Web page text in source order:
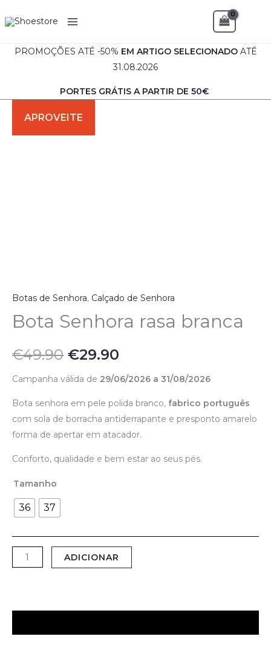
to
PROMOÇÕES ATÉ -50% EM ARTIGO SELECIONADO ATÉ
31.08.2026
PORTES GRÁTIS A PARTIR DE 50€
Botas de Senhora, Calçado de Senhora
Bota Senhora rasa branca
€49.90
O
preço
€29.90
Campanha válida de 29/06/2026 a 31/08/2026
Bota senhora em pele polida branco, fabrico português
com sola de borracha antiderrapante e presponto amarelo
forma de apertar em atacador.
Conforto, qualidade e bem estar ao seus pés.
Tamanho
36 37
Bota
ADICIONAR